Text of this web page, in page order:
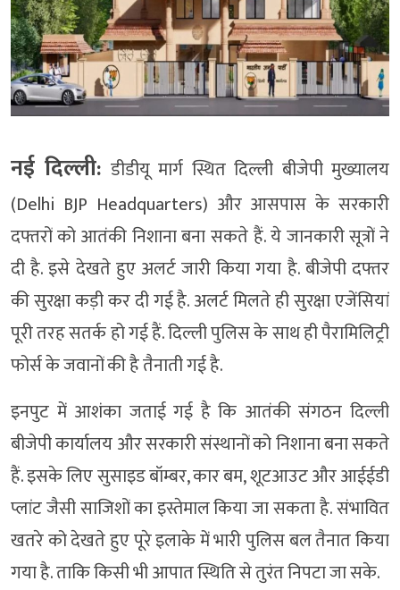
नई दिल्ली: डीडीयू मार्ग स्थित दिल्ली बीजेपी मुख्यालय
(Delhi BJP Headquarters) और आसपास के सरकारी
दफ्तरों को आतंकी निशाना बना सकते हैं. ये जानकारी सूत्रों ने
दी है. इसे देखते हुए अलर्ट जारी किया गया है. बीजेपी दफ्तर
की सुरक्षा कड़ी कर दी गई है. अलर्ट मिलते ही सुरक्षा एजेंसियां
पूरी तरह सतर्क हो गई हैं. दिल्ली पुलिस के साथ ही पैरामिलिट्री
फोर्स के जवानों की है तैनाती गई है.
इनपुट में आशंका जताई गई है कि आतंकी संगठन दिल्ली
बीजेपी कार्यालय और सरकारी संस्थानों को निशाना बना सकते
हैं. इसके लिए सुसाइड बॉम्बर, कार बम, शूटआउट और आईईडी
प्लांट जैसी साजिशों का इस्तेमाल किया जा सकता है. संभावित
खतरे को देखते हुए पूरे इलाके में भारी पुलिस बल तैनात किया
गया है. ताकि किसी भी आपात स्थिति से तुरंत निपटा जा सके.